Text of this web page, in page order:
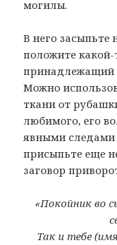
могилы.
В него засыпьте
положите
принадлежащий
Можно
ткани от
любимого, его
явными следами
присыпьте еще
заговор
«Покойник во
Так и тебе